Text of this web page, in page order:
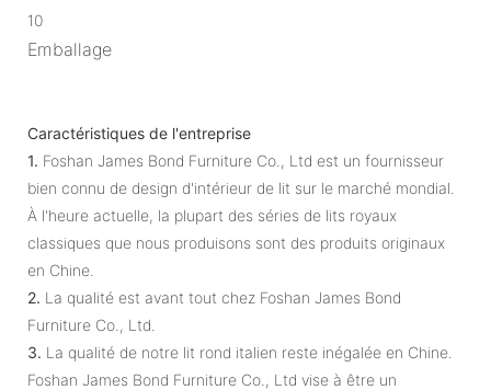
10
Emballage
Caractéristiques de l'entreprise
1. Foshan James Bond Furniture Co., Ltd est un fournisseur
bien connu de design d'intérieur de lit sur le marché mondial.
À l'heure actuelle, la plupart des séries de lits royaux
classiques que nous produisons sont des produits originaux
en Chine.
2. La qualité est avant tout chez Foshan James Bond
Furniture Co., Ltd.
3. La qualité de notre lit rond italien reste inégalée en Chine.
Foshan James Bond Furniture Co., Ltd vise à être un